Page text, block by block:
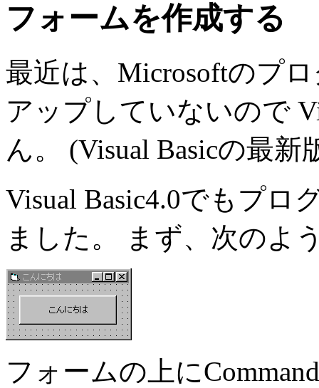
フォームを作成する
最近は、Microsoftのプ
アップしていないので
ん。 (Visual Basicの最
Visual Basic4.0でもプロ
ました。 まず、次のよ
フォームの上に